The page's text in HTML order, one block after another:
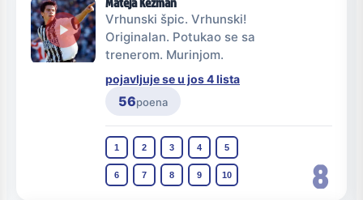
8
Vrhunski špic. Vrhunski!
Originalan. Potukao se sa
trenerom. Murinjom.
pojavljuje se u jos 4 lista
56poena
1 2 3 4 5
6 7 8 9 10